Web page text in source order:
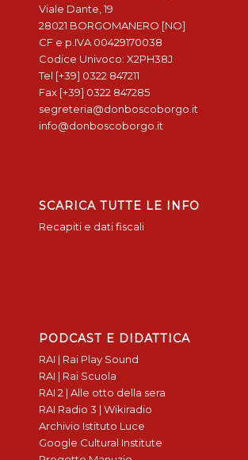
Viale Dante, 19
28021 BORGOMANERO [NO]
CF e p.IVA 00429170038
Codice Univoco: X2PH38J
Tel [+39] 0322 847211
Fax [+39] 0322 847285
segreteria@donboscoborgo.it
info@donboscoborgo.it
SCARICA TUTTE LE INFO
Recapiti e dati fiscali
PODCAST E DIDATTICA
RAI | Rai Play Sound
RAI | Rai Scuola
RAI 2 | Alle otto della sera
RAI Radio 3 | Wikiradio
Archivio Istituto Luce
Google Cultural Institute